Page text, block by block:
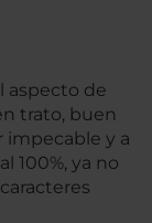
aspecto de
trato, buen
y a
100%, ya no